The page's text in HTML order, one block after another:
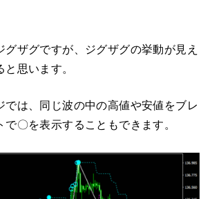
グザグですが、ジグザグの挙動が見え
思います。
では、同じ波の中の高値や安値をブレ
で〇を表示することもできます。